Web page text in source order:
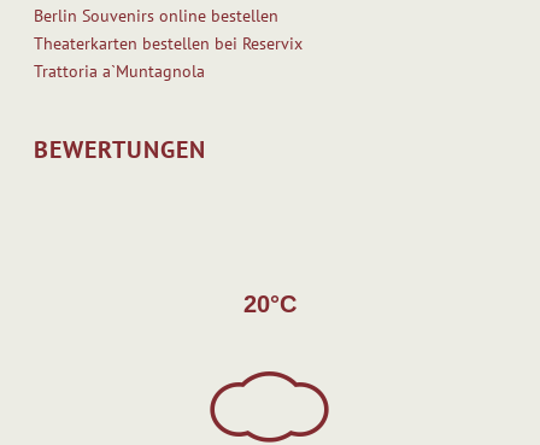
Berlin Souvenirs online bestellen
Theaterkarten bestellen bei Reservix
Trattoria a`Muntagnola
BEWERTUNGEN
20°C